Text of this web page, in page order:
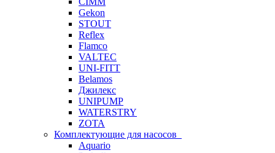
Gekon
STOUT
Reflex
Flamco
VALTEC
UNI-FITT
Belamos
Джилекс
UNIPUMP
WATERSTRY
ZOTA
Комплектующие для насосов
Aquario